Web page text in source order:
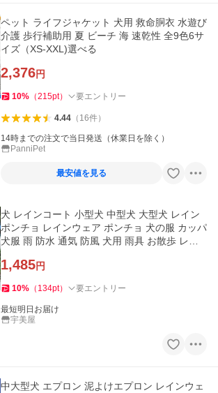
ペット ライフジャケット 犬用 救命胴衣 水遊び
介護 歩行補助用 夏 ビーチ 海 速乾性 全9色6サ
イズ（XS-XXL)選べる
2,376円
10% （215pt） 要エントリー
4.44（ 16件）
14時までの注文で当日発送（休業日を除く）
PanniPet
最安値を見る
犬 レインコート 小型犬 中型犬 大型犬 レイン
ポンチョ レインウェア ポンチョ 犬の服 カッパ
犬服 雨 防水 通気 防風 犬用 雨具 お散歩 レイ
1,485円
10% （ 134pt） 要エントリー
最短明日お届け
宇美屋
中大型犬 エプロン 泥よけエプロン レインウェ